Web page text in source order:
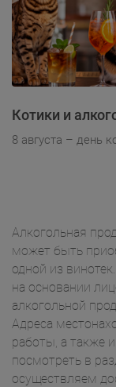
Котики и
8 августа – день
Алкогольная
может быть
одной из
на основании
алкогольной
Адреса
работы, а
посмотреть в
осуществляем